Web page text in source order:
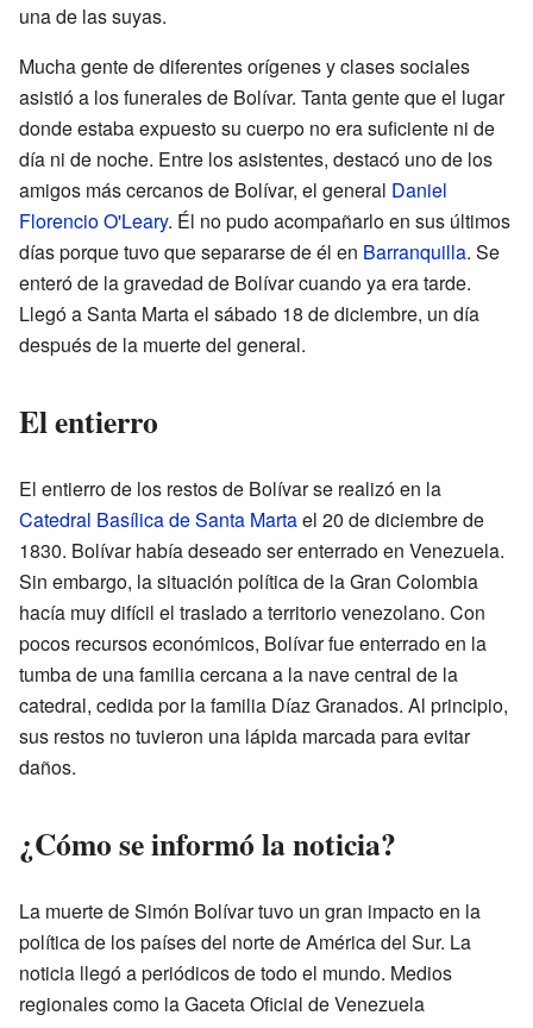
una de las suyas.
Mucha gente de diferentes orígenes y clases sociales
asistió a los funerales de Bolívar. Tanta gente que el lugar
donde estaba expuesto su cuerpo no era suficiente ni de
día ni de noche. Entre los asistentes, destacó uno de los
amigos más cercanos de Bolívar, el general Daniel
Florencio O'Leary. Él no pudo acompañarlo en sus últimos
días porque tuvo que separarse de él en Barranquilla. Se
enteró de la gravedad de Bolívar cuando ya era tarde.
Llegó a Santa Marta el sábado 18 de diciembre, un día
después de la muerte del general.
El entierro
El entierro de los restos de Bolívar se realizó en la
Catedral Basílica de Santa Martael 20 de diciembre de
1830. Bolívar había deseado ser enterrado en Venezuela.
Sin embargo, la situación política de la Gran Colombia
hacía muy difícil el traslado a territorio venezolano. Con
pocos recursos económicos, Bolívar fue enterrado en la
tumba de una familia cercana a la nave central de la
catedral, cedida por la familia Díaz Granados. Al principio,
sus restos no tuvieron una lápida marcada para evitar
daños.
¿Cómo se informó la noticia?
La muerte de Simón Bolívar tuvo un gran impacto en la
política de los países del norte de América del Sur. La
noticia llegó a periódicos de todo el mundo. Medios
regionales como la Gaceta Oficial de Venezuela